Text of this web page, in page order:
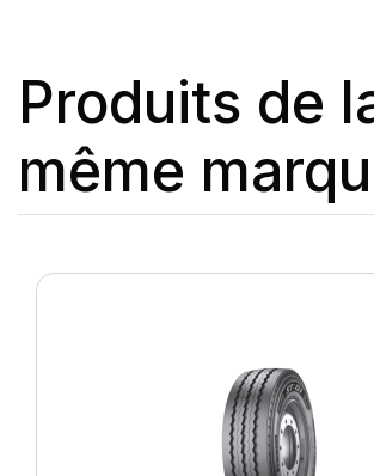
Produits de
même